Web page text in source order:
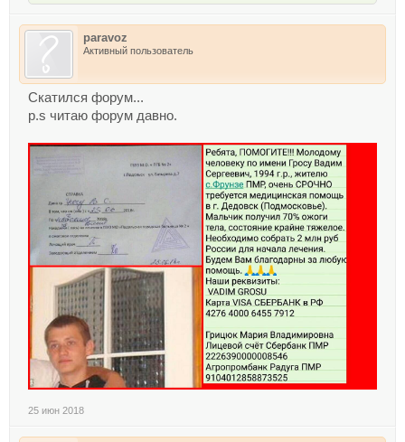
paravoz
Активный пользователь
Скатился форум...
p.s читаю форум давно.
25 июн 2018